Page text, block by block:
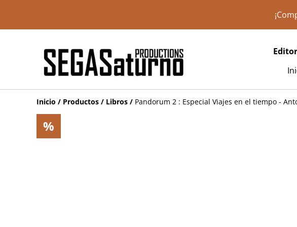
Inicio / Productos / Libros / Pandorum 2 : Especial Viajes en el tiempo -
%